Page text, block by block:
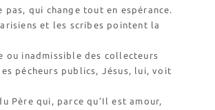
pas, qui change tout en espérance.
et les scribes pointent la
ou inadmissible des collecteurs
pécheurs publics, Jésus, lui, voit
Père qui, parce qu’Il est amour,